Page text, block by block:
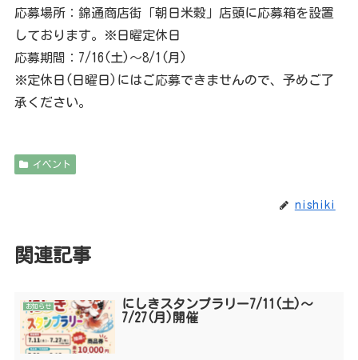
応募場所：錦通商店街「朝日米穀」店頭に応募箱を設置
しております。※日曜定休日
応募期間：7/16(土)〜8/1(月)
※定休日(日曜日)にはご応募できませんので、予めご了
承ください。
イベント
nishiki
関連記事
お知らせ
にしきスタンプラリー7/11(土)〜
7/27(月)開催